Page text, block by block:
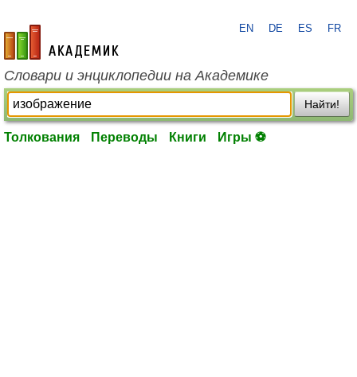
academic.ru
EN DE ES FR
Словари и энциклопедии на Академике
Найти!
Толкования Переводы Книги Игры ⚽